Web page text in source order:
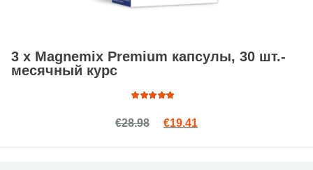
3 x Magnemix Premium капсулы, 30 шт.-
месячный курс
5.00
из
€28.98 Первоначальная цена
€19.41